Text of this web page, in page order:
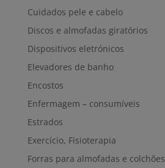
Cuidados pele e cabelo
Discos e almofadas giratórios
Dispositivos eletrónicos
Elevadores de banho
Encostos
Enfermagem – consumíveis
Estrados
Exercício, Fisioterapia
Forras para almofadas e colchões